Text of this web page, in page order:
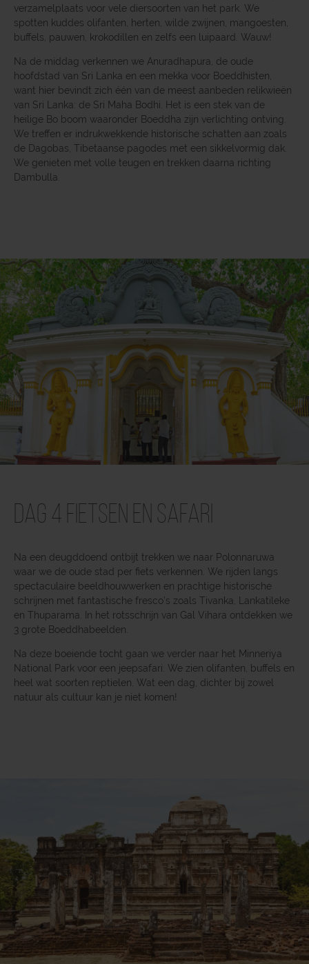
verzamelplaats voor vele diersoorten van het park. We
spotten kuddes olifanten, herten, wilde zwijnen, mangoesten,
buffels, pauwen, krokodillen en zelfs een luipaard. Wauw!
Na de middag verkennen we Anuradhapura, de oude
hoofdstad van Sri Lanka en een mekka voor Boeddhisten,
want hier bevindt zich één van de meest aanbeden relikwieën
van Sri Lanka: de Sri Maha Bodhi. Het is een stek van de
heilige Bo boom waaronder Boeddha zijn verlichting ontving.
We treffen er indrukwekkende historische schatten aan zoals
de Dagobas, Tibetaanse pagodes met een sikkelvormig dak.
We genieten met volle teugen en trekken daarna richting
Dambulla.
Dag 4 Fietsen en safari
Na een deugddoend ontbijt trekken we naar Polonnaruwa
waar we de oude stad per fiets verkennen. We rijden langs
spectaculaire beeldhouwwerken en prachtige historische
schrijnen met fantastische fresco’s zoals Tivanka, Lankatileke
en Thuparama. In het rotsschrijn van Gal Vihara ontdekken we
3 grote Boeddhabeelden.
Na deze boeiende tocht gaan we verder naar het Minneriya
National Park voor een jeepsafari. We zien olifanten, buffels en
heel wat soorten reptielen. Wat een dag, dichter bij zowel
natuur als cultuur kan je niet komen!